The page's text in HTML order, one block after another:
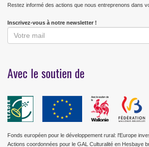
Restez informé des actions que nous entreprenons dans
Inscrivez-vous à notre newsletter !
Avec le soutien de
Fonds européen pour le développement rural: l'Europe
Actions coordonnées pour le GAL Culturalité en Hesbaye